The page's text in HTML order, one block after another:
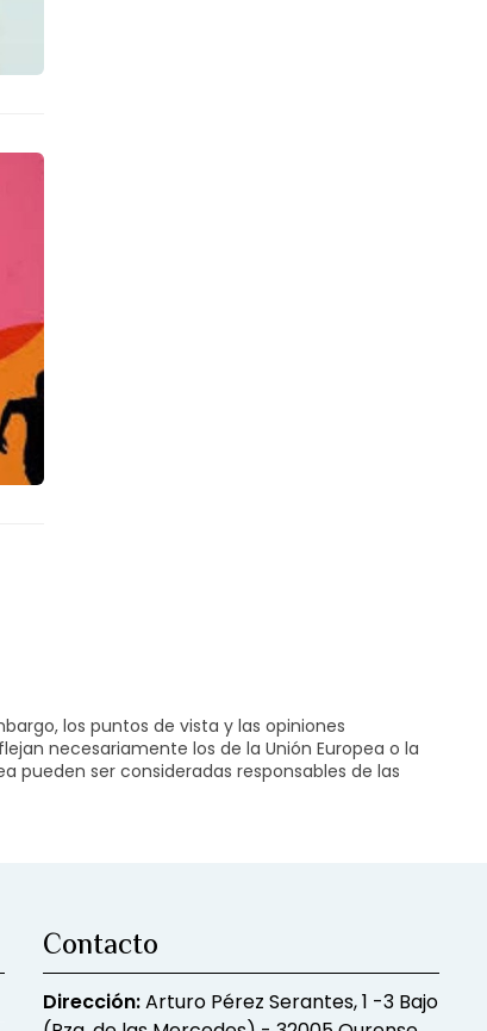
los puntos de vista y las opiniones
necesariamente los de la Unión Europea o la
pueden ser consideradas responsables de las
Contacto
Dirección:Arturo Pérez Serantes, 1 -3 Bajo